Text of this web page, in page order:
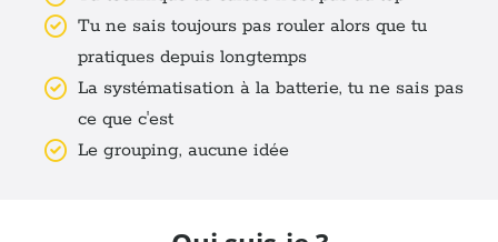
Tu ne sais toujours pas rouler alors que tu
pratiques depuis longtemps
La systématisation à la batterie, tu ne sais pas
ce que c'est
Le grouping, aucune idée